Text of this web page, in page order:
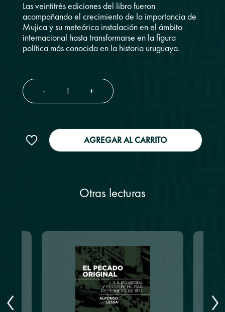
Las veintitrés ediciones del libro fueron
acompañando el crecimiento de la importancia de
Mujica y su meteórica instalación en el ámbito
internacional hasta transformarse en la figura
política más conocida en la historia uruguaya.
- +
AGREGAR AL CARRITO
Otras lecturas